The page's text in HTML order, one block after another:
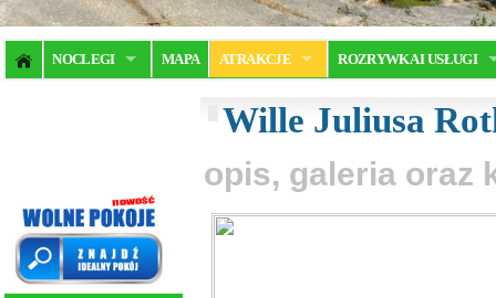
NOCLEGI MAPA ATRAKCJE ROZRYWKA I USŁUGI
Wille Juliusa
opis, galeria oraz